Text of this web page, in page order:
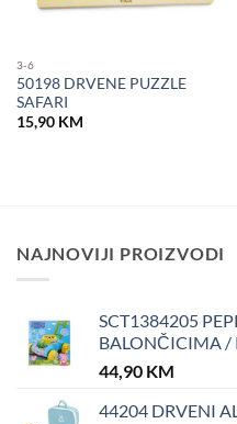
3-6
50198 DRVENE PUZZLE
SAFARI
15,90 KM
NAJNOVIJI PROIZVODI
SCT1384205
BALONČICIMA /
44,90 KM
44204 DRVENI